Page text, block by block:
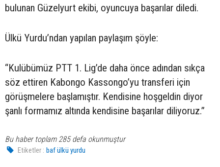
bulunan Güzelyurt ekibi, oyuncuya başarılar diledi.
Ülkü Yurdu’ndan yapılan paylaşım şöyle:
“Kulübümüz PTT 1. Lig’de daha önce adından sıkça
söz ettiren Kabongo Kassongo’yu transferi için
görüşmelere başlamıştır. Kendisine hoşgeldin diyor
şanlı formamız altında kendisine başarılar diliyoruz.”
Bu haber toplam 285 defa okunmuştur
Etiketler : baf ülkü yurdu